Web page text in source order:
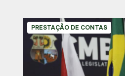
PRESTAÇÃO DE CONTAS